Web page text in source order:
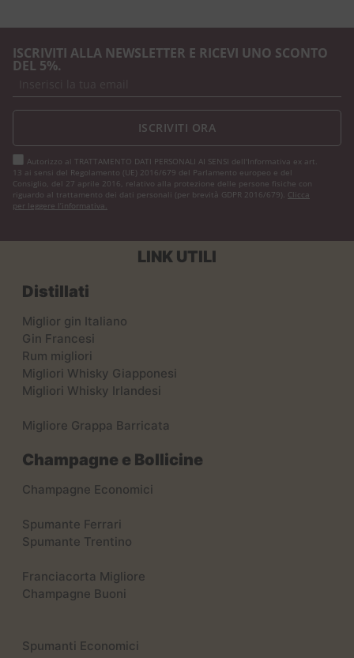
ISCRIVITI ALLA NEWSLETTER E RICEVI UNO SCONTO
DEL 5%.
Autorizzo al TRATTAMENTO DATI PERSONALI AI SENSI dell'Informativa ex art.
13 ai sensi del Regolamento (UE) 2016/679 del Parlamento europeo e del
Consiglio, del 27 aprile 2016, relativo alla protezione delle persone fisiche con
riguardo al trattamento dei dati personali (per brevità GDPR 2016/679). Clicca
per leggere l’informativa.
ISCRIVITI ORA
LINK UTILI
Distillati
Miglior gin Italiano
Gin Francesi
Rum migliori
Migliori Whisky Giapponesi
Migliori Whisky Irlandesi
Migliore Grappa Barricata
Champagne e Bollicine
Champagne Economici
Spumante Ferrari
Spumante Trentino
Franciacorta Migliore
Champagne Buoni
Spumanti Economici